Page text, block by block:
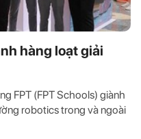
hàng loạt giải
FPT (FPT Schools) giành
robotics trong và ngoài